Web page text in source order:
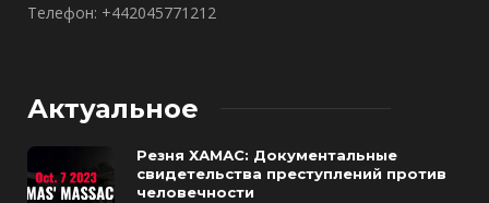
Телефон: +442045771212
Актуальное
Резня ХАМАС: Документальные
свидетельства преступлений против
человечности